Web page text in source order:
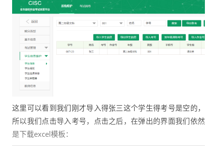
这里可以看到我们刚才导入得张三这个学生得考号是空的，
所以我们点击导入考号，点击之后，在弹出的界面我们依然
是下载excel模板：